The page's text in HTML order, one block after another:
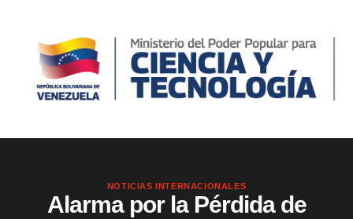
NOTICIAS INTERNACIONALES
Alarma por la Pérdida de